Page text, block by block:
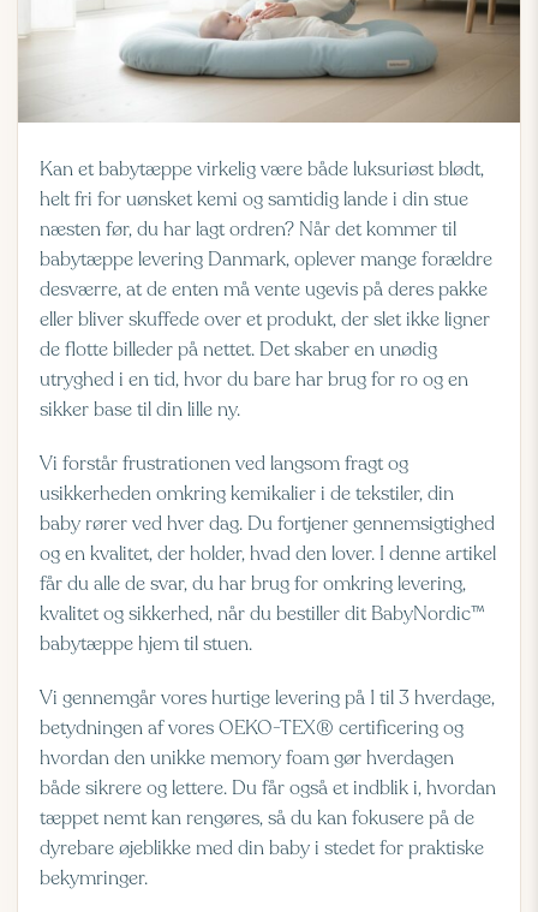
Kan et babytæppe virkelig være både luksuriøst blødt,
helt fri for uønsket kemi og samtidig lande i din stue
næsten før, du har lagt ordren? Når det kommer til
babytæppe levering Danmark, oplever mange forældre
desværre, at de enten må vente ugevis på deres pakke
eller bliver skuffede over et produkt, der slet ikke ligner
de flotte billeder på nettet. Det skaber en unødig
utryghed i en tid, hvor du bare har brug for ro og en
sikker base til din lille ny.
Vi forstår frustrationen ved langsom fragt og
usikkerheden omkring kemikalier i de tekstiler, din
baby rører ved hver dag. Du fortjener gennemsigtighed
og en kvalitet, der holder, hvad den lover. I denne artikel
får du alle de svar, du har brug for omkring levering,
kvalitet og sikkerhed, når du bestiller dit BabyNordic™
babytæppe hjem til stuen.
Vi gennemgår vores hurtige levering på 1 til 3 hverdage,
betydningen af vores OEKO-TEX® certificering og
hvordan den unikke memory foam gør hverdagen
både sikrere og lettere. Du får også et indblik i, hvordan
tæppet nemt kan rengøres, så du kan fokusere på de
dyrebare øjeblikke med din baby i stedet for praktiske
bekymringer.